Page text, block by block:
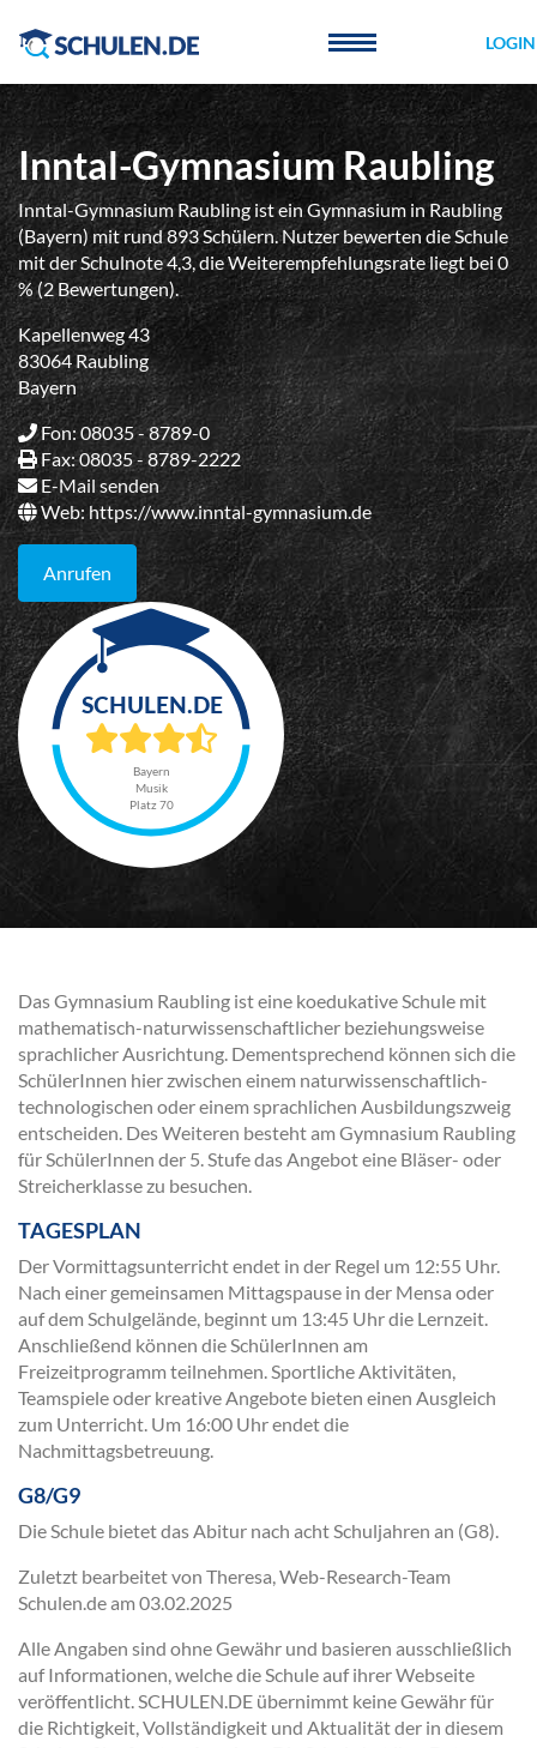
LOGIN
Inntal-Gymnasium Raubling
Inntal-Gymnasium Raubling ist ein Gymnasium in Raubling
(Bayern) mit rund 893 Schülern. Nutzer bewerten die Schule
mit der Schulnote 4,3, die Weiterempfehlungsrate liegt bei 0
% (2 Bewertungen).
Kapellenweg 43
83064 Raubling
Bayern
Fon: 08035 - 8789-0
Fax: 08035 - 8789-2222
E-Mail senden
Web: https://www.inntal-gymnasium.de
Anrufen
Bayern
Musik
Platz 70
Das Gymnasium Raubling ist eine koedukative Schule mit
mathematisch-naturwissenschaftlicher beziehungsweise
sprachlicher Ausrichtung. Dementsprechend können sich die
SchülerInnen hier zwischen einem naturwissenschaftlich-
technologischen oder einem sprachlichen Ausbildungszweig
entscheiden. Des Weiteren besteht am Gymnasium Raubling
für SchülerInnen der 5. Stufe das Angebot eine Bläser- oder
Streicherklasse zu besuchen.
TAGESPLAN
Der Vormittagsunterricht endet in der Regel um 12:55 Uhr.
Nach einer gemeinsamen Mittagspause in der Mensa oder
auf dem Schulgelände, beginnt um 13:45 Uhr die Lernzeit.
Anschließend können die SchülerInnen am
Freizeitprogramm teilnehmen. Sportliche Aktivitäten,
Teamspiele oder kreative Angebote bieten einen Ausgleich
zum Unterricht. Um 16:00 Uhr endet die
Nachmittagsbetreuung.
G8/G9
Die Schule bietet das Abitur nach acht Schuljahren an (G8).
Zuletzt bearbeitet von Theresa, Web-Research-Team
Schulen.de am 03.02.2025
Alle Angaben sind ohne Gewähr und basieren ausschließlich
auf Informationen, welche die Schule auf ihrer Webseite
veröffentlicht. SCHULEN.DE übernimmt keine Gewähr für
die Richtigkeit, Vollständigkeit und Aktualität der in diesem